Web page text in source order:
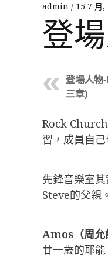
admin 15 7 月,
登
登場人物
三章)
Rock
習，成員自
先鋒音樂室
Steve的父親。
Amos（周允
廿一歲的耶